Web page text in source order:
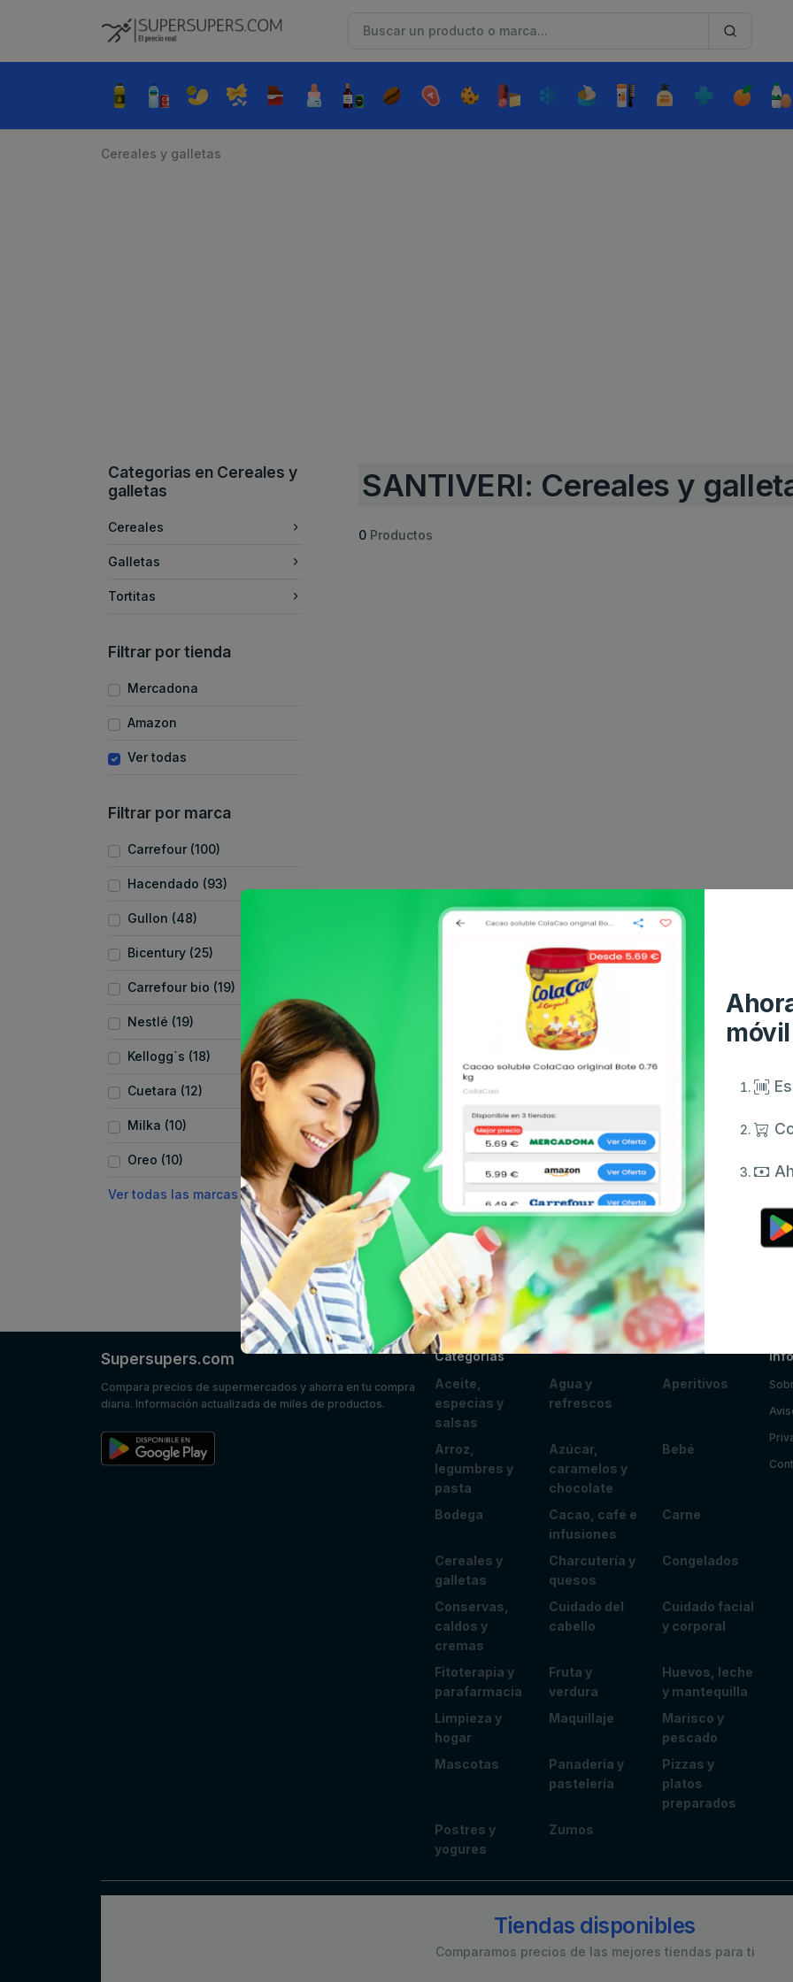
Cereales y galletas
Categorias en Cereales y
galletas
Cereales
Galletas
Tortitas
Filtrar por tienda
Mercadona
Amazon
Ver todas
Filtrar por marca
Carrefour (100)
Hacendado (93)
Gullon (48)
Bicentury (25)
Carrefour bio (19)
Nestlé (19)
Kellogg`s (18)
Cuetara (12)
Milka (10)
Oreo (10)
Ver todas las marcas
SANTIVERI: Cereales y
0 Productos
móvil
Supersupers.com
Compara precios de supermercados y ahorra en tu compra
diaria. Información actualizada de miles de productos.
Categorías
Aceite,
especias y
salsas
Agua y
refrescos
Aperitivos
Arroz,
legumbres y
pasta
Azúcar,
caramelos y
chocolate
Bebé
Bodega
Cacao, café e
infusiones
Carne
Cereales y
galletas
Charcutería y
quesos
Congelados
Conservas,
caldos y
cremas
Cuidado del
cabello
Cuidado facial
y corporal
Fitoterapia y
parafarmacia
Fruta y
verdura
Huevos, leche
y mantequilla
Limpieza y
hogar
Maquillaje
Marisco y
pescado
Mascotas
Panadería y
pastelería
Pizzas y
platos
preparados
Postres y
yogures
Zumos
Tiendas disponibles
Comparamos precios de las mejores tiendas para ti